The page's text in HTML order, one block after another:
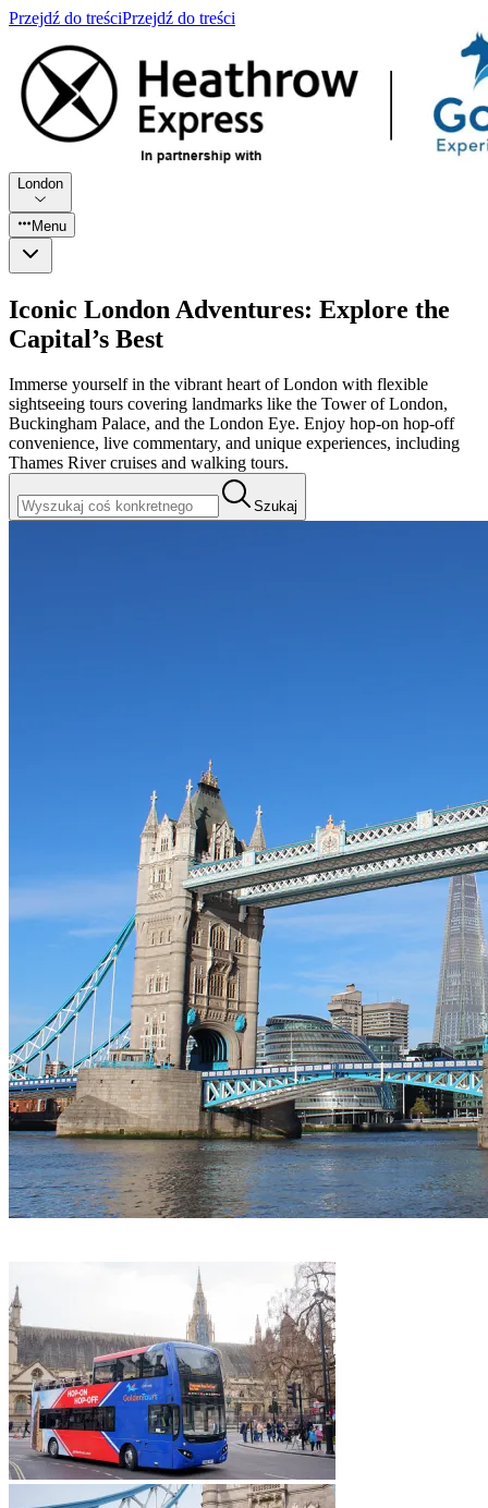
Przejdź do treściPrzejdź do treści
London
Menu
Iconic London Adventures: Explore the
Capital’s Best
Immerse yourself in the vibrant heart of London with flexible
sightseeing tours covering landmarks like the Tower of London,
Buckingham Palace, and the London Eye. Enjoy hop-on hop-off
convenience, live commentary, and unique experiences, including
Thames River cruises and walking tours.
Szukaj